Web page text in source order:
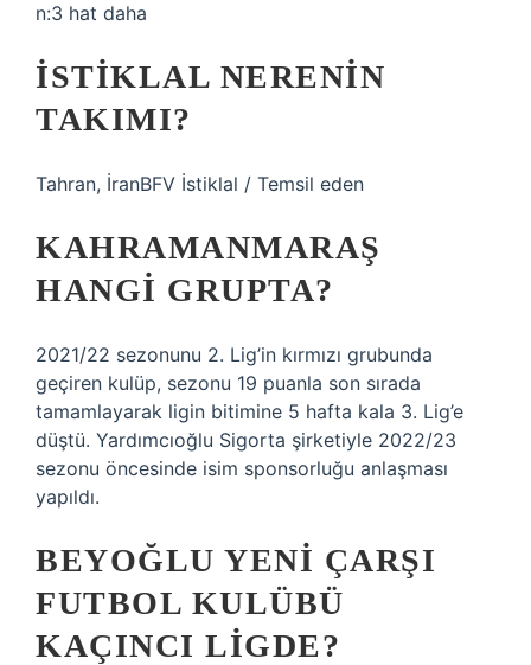
n:3 hat daha
İSTIKLAL NERENIN
TAKIMI?
Tahran, İranBFV İstiklal / Temsil eden
KAHRAMANMARAŞ
HANGI GRUPTA?
2021/22 sezonunu 2. Lig’in kırmızı grubunda
geçiren kulüp, sezonu 19 puanla son sırada
tamamlayarak ligin bitimine 5 hafta kala 3. Lig’e
düştü. Yardımcıoğlu Sigorta şirketiyle 2022/23
sezonu öncesinde isim sponsorluğu anlaşması
yapıldı.
BEYOĞLU YENI ÇARŞI
FUTBOL KULÜBÜ
KAÇINCI LIGDE?